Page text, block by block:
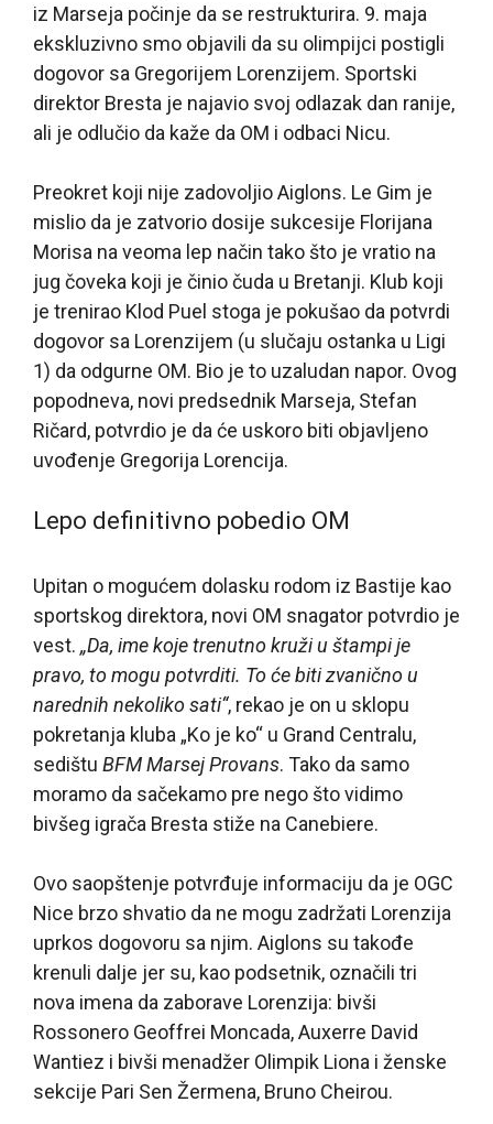
iz Marseja počinje da se restrukturira. 9. maja
ekskluzivno smo objavili da su olimpijci postigli
dogovor sa Gregorijem Lorenzijem. Sportski
direktor Bresta je najavio svoj odlazak dan ranije,
ali je odlučio da kaže da OM i odbaci Nicu.
Preokret koji nije zadovoljio Aiglons. Le Gim je
mislio da je zatvorio dosije sukcesije Florijana
Morisa na veoma lep način tako što je vratio na
jug čoveka koji je činio čuda u Bretanji. Klub koji
je trenirao Klod Puel stoga je pokušao da potvrdi
dogovor sa Lorenzijem (u slučaju ostanka u Ligi
1) da odgurne OM. Bio je to uzaludan napor. Ovog
popodneva, novi predsednik Marseja, Stefan
Ričard, potvrdio je da će uskoro biti objavljeno
uvođenje Gregorija Lorencija.
Lepo definitivno pobedio OM
Upitan o mogućem dolasku rodom iz Bastije kao
sportskog direktora, novi OM snagator potvrdio je
vest. „Da, ime koje trenutno kruži u štampi je
pravo, to mogu potvrditi. To će biti zvanično u
narednih nekoliko sati“, rekao je on u sklopu
pokretanja kluba „Ko je ko“ u Grand Centralu,
sedištu BFM Marsej Provans. Tako da samo
moramo da sačekamo pre nego što vidimo
bivšeg igrača Bresta stiže na Canebiere.
Ovo saopštenje potvrđuje informaciju da je OGC
Nice brzo shvatio da ne mogu zadržati Lorenzija
uprkos dogovoru sa njim. Aiglons su takođe
krenuli dalje jer su, kao podsetnik, označili tri
nova imena da zaborave Lorenzija: bivši
Rossonero Geoffrei Moncada, Auxerre David
Wantiez i bivši menadžer Olimpik Liona i ženske
sekcije Pari Sen Žermena, Bruno Cheirou.